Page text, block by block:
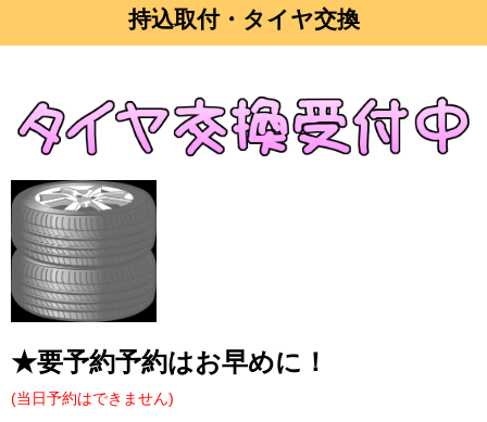
持込取付・タイヤ交換
★要予約予約はお早めに！
(当日予約はできません)